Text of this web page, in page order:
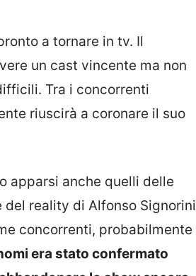
a tornare in tv. Il
un cast vincente ma non
Tra i concorrenti
riuscirà a coronare il suo
apparsi anche quelli delle
reality di Alfonso Signorini
concorrenti, probabilmente
era stato confermato